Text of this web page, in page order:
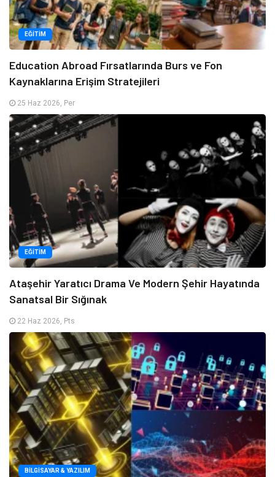
EĞITIM
Education Abroad Fırsatlarında Burs ve Fon
Kaynaklarına Erişim Stratejileri
25 Haz 2026, Per
EĞITIM
Ataşehir Yaratıcı Drama Ve Modern Şehir Hayatında
Sanatsal Bir Sığınak
22 Haz 2026, Pts
BILGISAYAR & YAZILIM